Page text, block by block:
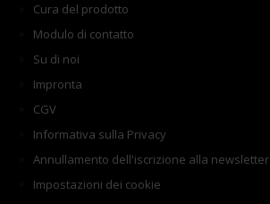
Cura del prodotto
Modulo di contatto
Su di noi
Impronta
CGV
Informativa sulla Privacy
Annullamento dell'iscrizione alla newsletter
Impostazioni dei cookie